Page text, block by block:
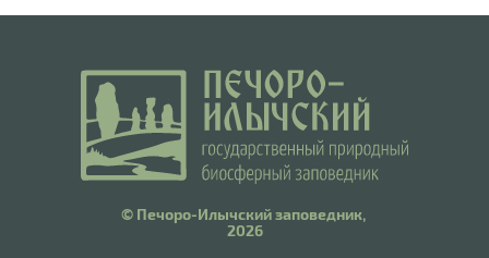
© Печоро-Илычский заповедник,
2026